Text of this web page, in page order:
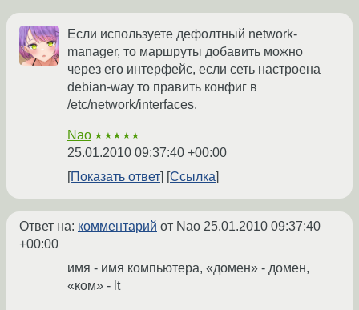
Если используете дефолтный network-
manager, то маршруты добавить можно
через его интерфейс, если сеть настроена
debian-way то править конфиг в
/etc/network/interfaces.
Nao ★★★★★
25.01.2010 09:37:40 +00:00
Показать ответ
Ссылка
Ответ на: комментарий от Nao 25.01.2010 09:37:40
+00:00
имя - имя компьютера, «домен» - домен,
«ком» - lt